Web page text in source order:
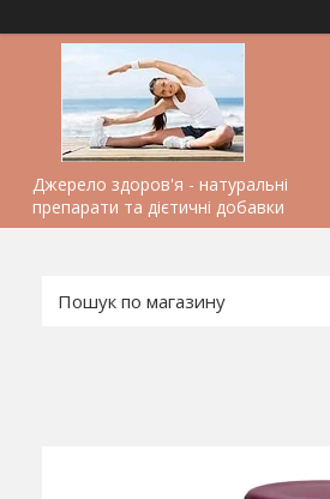
Джерело здоров'я - натуральні
препарати та дієтичні добавки